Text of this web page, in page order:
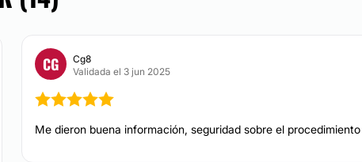
CG
Cg8
Validada el 3 jun 2025
Me dieron buena información, seguridad sobre el